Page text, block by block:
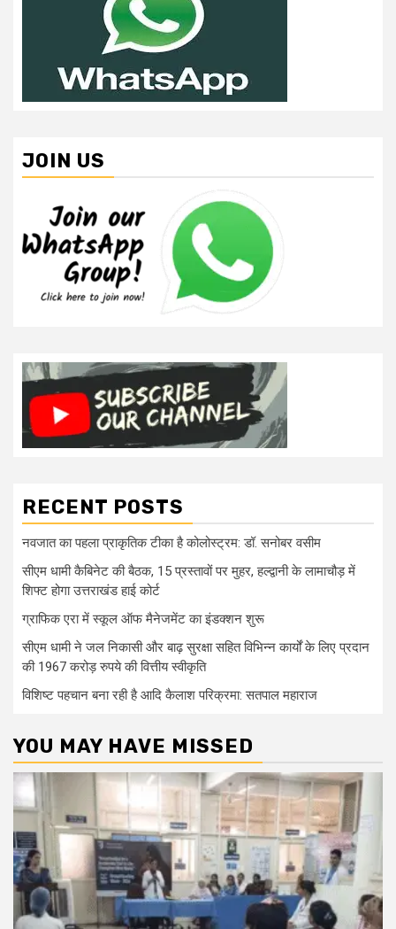
JOIN US
RECENT POSTS
नवजात का पहला प्राकृतिक टीका है कोलोस्ट्रम: डॉ. सनोबर वसीम
सीएम धामी कैबिनेट की बैठक, 15 प्रस्तावों पर मुहर, हल्द्वानी के लामाचौड़ में
शिफ्ट होगा उत्तराखंड हाई कोर्ट
ग्राफिक एरा में स्कूल ऑफ मैनेजमेंट का इंडक्शन शुरू
सीएम धामी ने जल निकासी और बाढ़ सुरक्षा सहित विभिन्न कार्यों के लिए प्रदान
की 1967 करोड़ रुपये की वित्तीय स्वीकृति
विशिष्ट पहचान बना रही है आदि कैलाश परिक्रमा: सतपाल महाराज
YOU MAY HAVE MISSED